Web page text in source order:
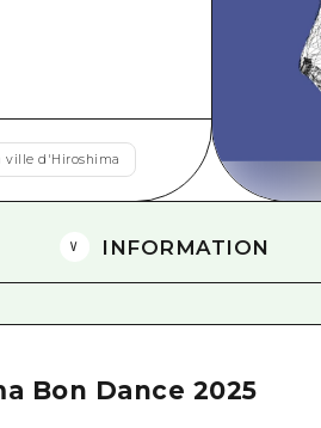
ville d'Hiroshima
INFORMATION
Bon Dance 2025